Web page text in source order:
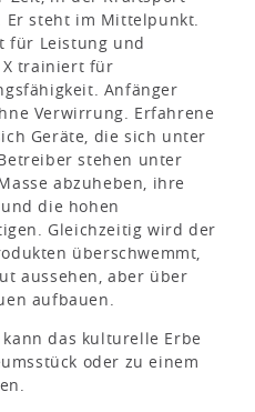
Er steht im Mittelpunkt.
für Leistung und
X trainiert für
Anfänger
Verwirrung. Erfahrene
Geräte, die sich unter
stehen unter
abzuheben, ihre
die hohen
Gleichzeitig wird der
überschwemmt,
aussehen, aber über
aufbauen.
das kulturelle Erbe
oder zu einem